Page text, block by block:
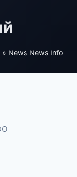
» News News Info